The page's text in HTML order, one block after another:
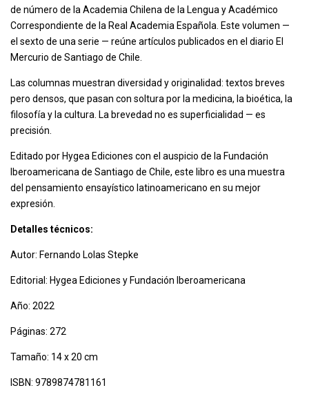
de número de la Academia Chilena de la Lengua y Académico
Correspondiente de la Real Academia Española. Este volumen —
el sexto de una serie — reúne artículos publicados en el diario El
Mercurio de Santiago de Chile.
Las columnas muestran diversidad y originalidad: textos breves
pero densos, que pasan con soltura por la medicina, la bioética, la
filosofía y la cultura. La brevedad no es superficialidad — es
precisión.
Editado por Hygea Ediciones con el auspicio de la Fundación
Iberoamericana de Santiago de Chile, este libro es una muestra
del pensamiento ensayístico latinoamericano en su mejor
expresión.
Detalles técnicos:
Autor: Fernando Lolas Stepke
Editorial: Hygea Ediciones y Fundación Iberoamericana
Año: 2022
Páginas: 272
Tamaño: 14 x 20 cm
ISBN: 9789874781161